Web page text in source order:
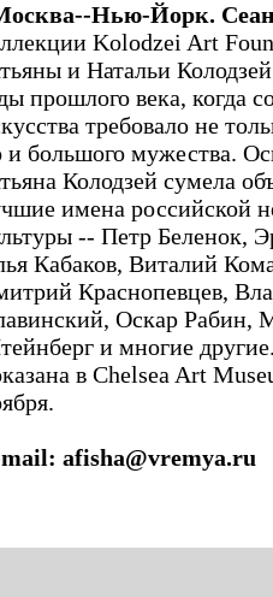
Нью-Йорк.
Kolodzei Art
и Натальи
прошлого века, когда
требовало не
и большого мужества.
Колодзей сумела
имена российской
-- Петр Беленок,
Кабаков, Виталий
Краснопевцев,
Оскар Рабин,
и многие
в Chelsea Art
afisha@vremya.ru